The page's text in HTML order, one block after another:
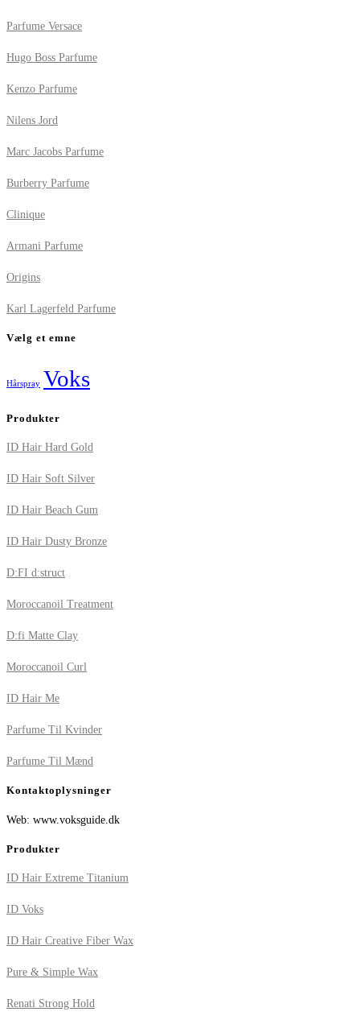
Parfume Versace
Hugo Boss Parfume
Kenzo Parfume
Nilens Jord
Marc Jacobs Parfume
Burberry Parfume
Clinique
Armani Parfume
Origins
Karl Lagerfeld Parfume
Vælg et emne
Hårspray Voks
Produkter
ID Hair Hard Gold
ID Hair Soft Silver
ID Hair Beach Gum
ID Hair Dusty Bronze
D:FI d:struct
Moroccanoil Treatment
D:fi Matte Clay
Moroccanoil Curl
ID Hair Me
Parfume Til Kvinder
Parfume Til Mænd
Kontaktoplysninger
Web: www.voksguide.dk
Produkter
ID Hair Extreme Titanium
ID Voks
ID Hair Creative Fiber Wax
Pure & Simple Wax
Renati Strong Hold